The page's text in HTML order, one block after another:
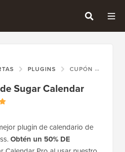
PLUGINS CUPÓN DE SUGAR CALENDAR
Sugar Calendar
plugin de calendario de
Obtén un 50% DE